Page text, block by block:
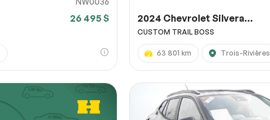
26 495 $ 2024 Chevrolet Silvera...
CUSTOM TRAIL BOSS
63 801 km Trois-Rivières